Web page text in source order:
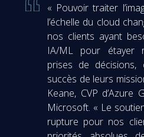
« Pouvoir traiter
l’échelle du cloud
nos clients ayant
IA/ML pour étayer
prises de décisions,
succès de leurs
Keane, CVP d’Azure
Microsoft. « Le
rupture pour nos